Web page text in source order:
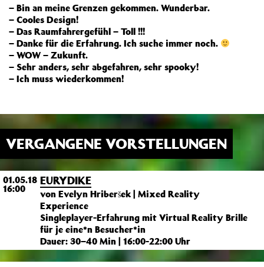
– Bin an meine Grenzen gekommen. Wunderbar.
– Cooles Design!
– Das Raumfahrergefühl – Toll !!!
– Danke für die Erfahrung. Ich suche immer noch.
– WOW – Zukunft.
– Sehr anders, sehr abgefahren, sehr spooky!
– Ich muss wiederkommen!
VERGANGENE VORSTELLUNGEN
01.05.18
16:00
EURYDIKE
von Evelyn Hriberšek | Mixed Reality
Experience
Singleplayer-Erfahrung mit Virtual Reality Brille
für je eine*n Besucher*in
Dauer: 30–40 Min | 16:00-22:00 Uhr